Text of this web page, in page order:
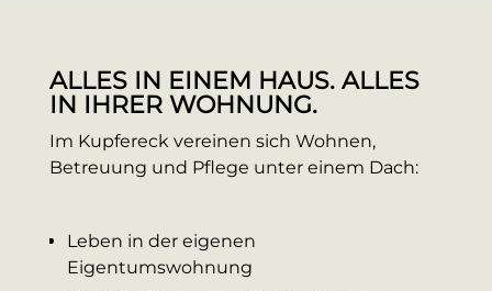
ALLES IN EINEM HAUS. ALLES
IN IHRER WOHNUNG.
Im Kupfereck vereinen sich Wohnen,
Betreuung und Pﬂege unter einem Dach:
Leben in der eigenen
Eigentumswohnung